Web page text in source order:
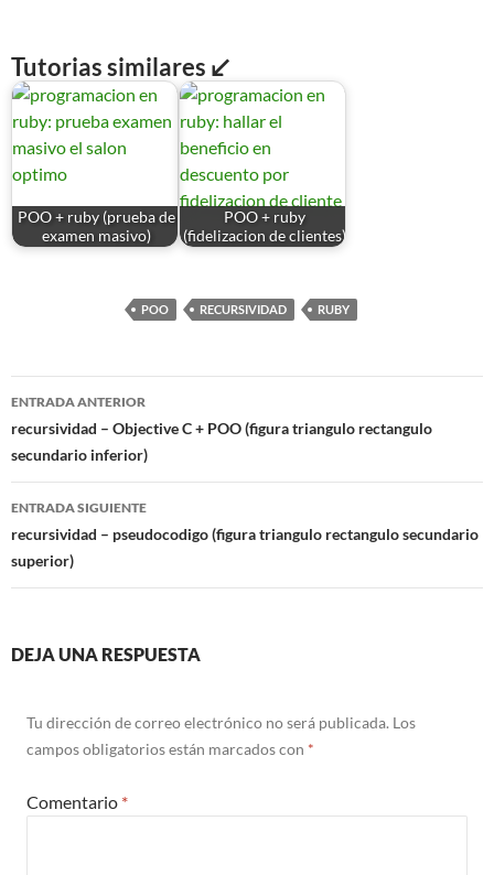
Tutorias similares ↙
POO + ruby (prueba de
examen masivo)
POO + ruby
(fidelizacion de clientes)
POO RECURSIVIDAD RUBY
Navegación
de
entradas
ENTRADA ANTERIOR
recursividad – Objective C + POO (figura triangulo rectangulo
secundario inferior)
ENTRADA SIGUIENTE
recursividad – pseudocodigo (figura triangulo rectangulo secundario
superior)
DEJA UNA RESPUESTA
Tu dirección de correo electrónico no será publicada. Los
campos obligatorios están marcados con *
Comentario *